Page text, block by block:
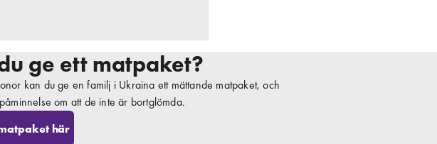
ge ett matpaket?
kan du ge en familj i Ukraina ett mättande matpaket, och
om att de inte är bortglömda.
här